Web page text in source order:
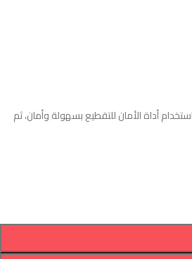
أداة الأمان للتقطيع بسهولة وأمان، ثم